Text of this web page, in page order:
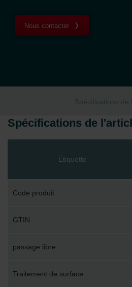
Nous contacter
Spécifications de
Spécifications de
Étiquette
Code produit
GTIN
passage libre
Traitement de surface